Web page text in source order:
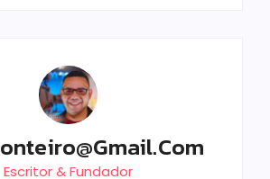
Escritor & Fundador